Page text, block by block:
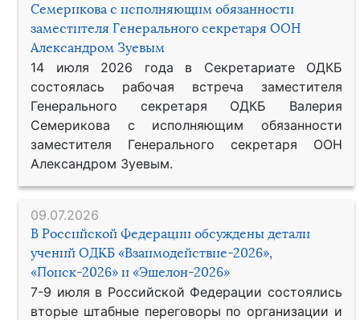
Семерикова с исполняющим обязанности
заместителя Генерального секретаря ООН
Александром Зуевым
14 июля 2026 года в Секретариате ОДКБ
состоялась рабочая встреча заместителя
Генерального секретаря ОДКБ Валерия
Семерикова с исполняющим обязанности
заместителя Генерального секретаря ООН
Александром Зуевым.
09.07.2026
В Российской Федерации обсуждены детали
учений ОДКБ «Взаимодействие-2026»,
«Поиск-2026» и «Эшелон-2026»
7-9 июля в Российской Федерации состоялись
вторые штабные переговоры по организации и